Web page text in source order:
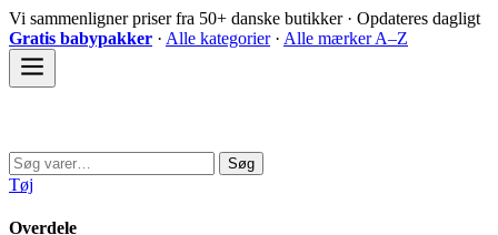
Spring
til
indhold
Vi sammenligner priser fra 50+ danske butikker · Opdateres dagligt
Gratis babypakker · Alle kategorier· Alle mærker A–Z
Søg
efter:
Søg
Tøj
Overdele